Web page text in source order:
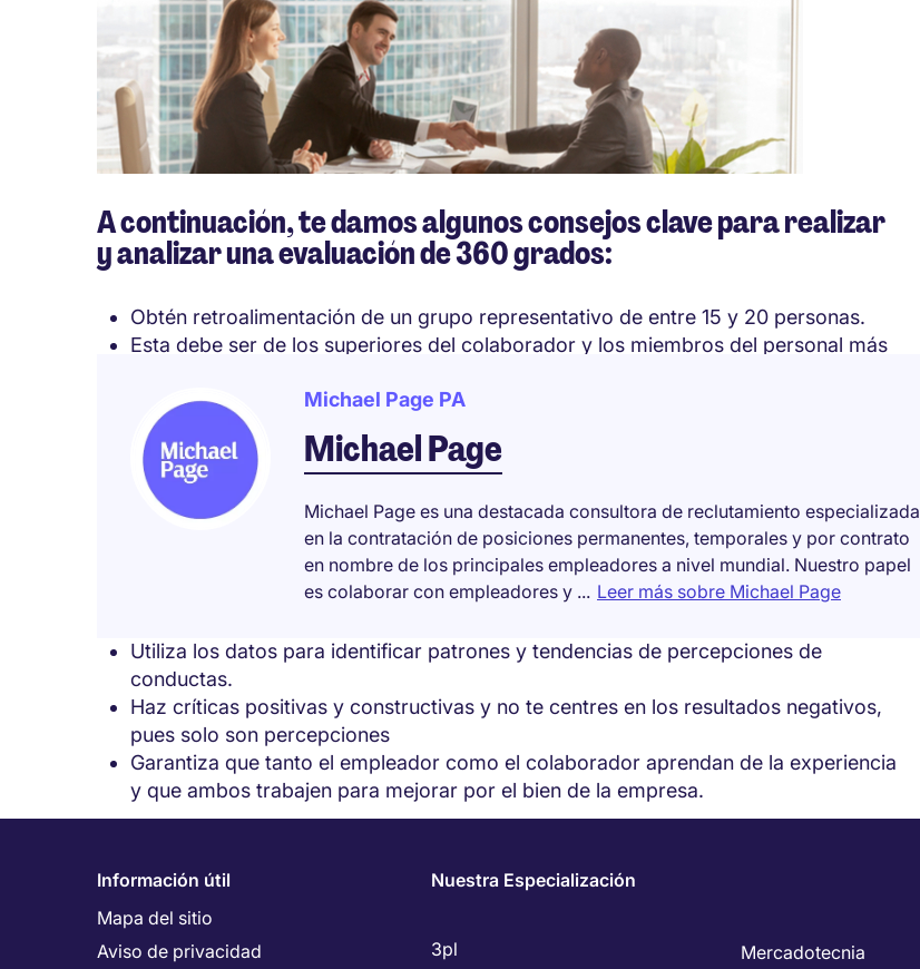
A continuación, te damos algunos consejos clave para realizar
y analizar una evaluación de 360 grados:
Obtén retroalimentación de un grupo representativo de entre 15 y 20 personas.
Esta debe ser de los superiores del colaborador y los miembros del personal más
Garantiza a los participantes que la encuesta es anónima
Procura que todos los colaboradores sepan por qué se realiza la encuesta de
evaluación de 360 grados y no excluyas a ninguno.
Pide al colaborador que realice su propia encuesta para tener una perspectiva
más amplia.
Cerciórate de que los encuestados hayan estado trabajando con el colaborador
por cuando menos seis meses.
Reúne y analiza los datos de la retroalimentación y haz un resumen para debatirlos
Utiliza los datos para identificar patrones y tendencias de percepciones de
conductas.
Haz críticas positivas y constructivas y no te centres en los resultados negativos,
pues solo son percepciones
Garantiza que tanto el empleador como el colaborador aprendan de la experiencia
y que ambos trabajen para mejorar por el bien de la empresa.
Contáctanos
Michael Page PA
Michael Page
Michael Page es una destacada consultora de reclutamiento especializada
en la contratación de posiciones permanentes, temporales y por contrato
en nombre de los principales empleadores a nivel mundial. Nuestro papel
es colaborar con empleadores y ... Leer más sobre Michael Page
Información útil
Mapa del sitio
Aviso de privacidad
Nuestra Especialización
3pl Mercadotecnia